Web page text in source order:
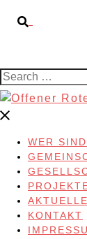
Search…
WER
KONTAKT